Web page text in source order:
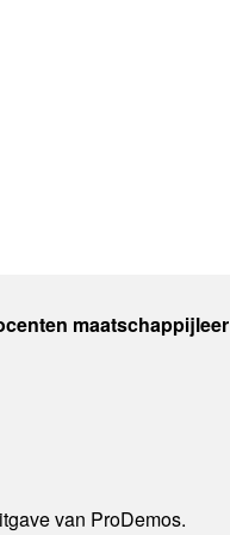
maatschappijleer
van ProDemos.